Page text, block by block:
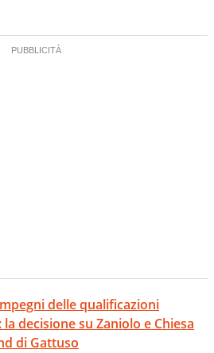
delle qualificazioni
decisione su Zaniolo e Chiesa
di Gattuso